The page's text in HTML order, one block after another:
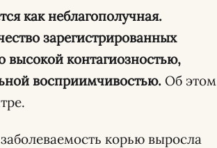
как неблагополучная.
зарегистрированных
высокой контагиозностью,
восприимчивостью. Об этом
корью выросла